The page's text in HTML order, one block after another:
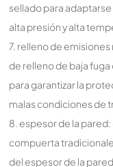
sellado para
alta presión y alta
7. relleno de
de relleno de baja fuga
para garantizar la
malas condiciones de
8. espesor de la pared:
compuerta
del espesor de la